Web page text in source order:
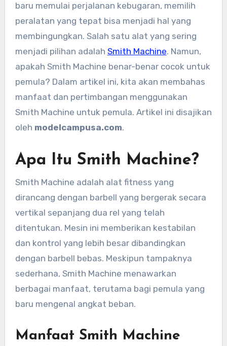
baru memulai perjalanan kebugaran, memilih
peralatan yang tepat bisa menjadi hal yang
membingungkan. Salah satu alat yang sering
menjadi pilihan adalah Smith Machine. Namun,
apakah Smith Machine benar-benar cocok untuk
pemula? Dalam artikel ini, kita akan membahas
manfaat dan pertimbangan menggunakan
Smith Machine untuk pemula. Artikel ini disajikan
oleh modelcampusa.com.
Apa Itu Smith Machine?
Smith Machine adalah alat fitness yang
dirancang dengan barbell yang bergerak secara
vertikal sepanjang dua rel yang telah
ditentukan. Mesin ini memberikan kestabilan
dan kontrol yang lebih besar dibandingkan
dengan barbell bebas. Meskipun tampaknya
sederhana, Smith Machine menawarkan
berbagai manfaat, terutama bagi pemula yang
baru mengenal angkat beban.
Manfaat Smith Machine